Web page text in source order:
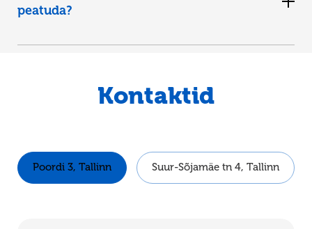
peatuda?
Américas
Los Cristianos
Kontaktid
Poordi 3, Tallinn Suur-Sõjamäe tn 4, Tallinn